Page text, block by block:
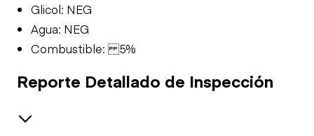
Glicol: NEG
Agua: NEG
Combustible: 5%
Reporte Detallado de Inspección